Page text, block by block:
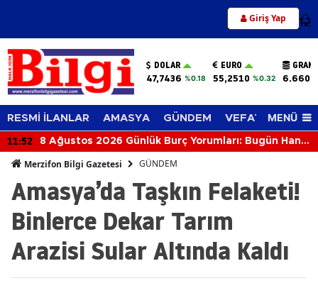
Giriş Yap 12
DOLAR
47,7436 %0.18
EURO
55,2510 %0.32
RESMİ İLANLAR AMASYA GÜNDEM VEFAT EDENLER
MENÜ
Ağustos 2026 Günlük Burç Yorumları: Bugün Hangi
11:46
Merzifon Bilgi Gazetesi GÜNDEM
Amasya’da Taşkın Felaketi!
Binlerce Dekar Tarım
Arazisi Sular Altında Kaldı